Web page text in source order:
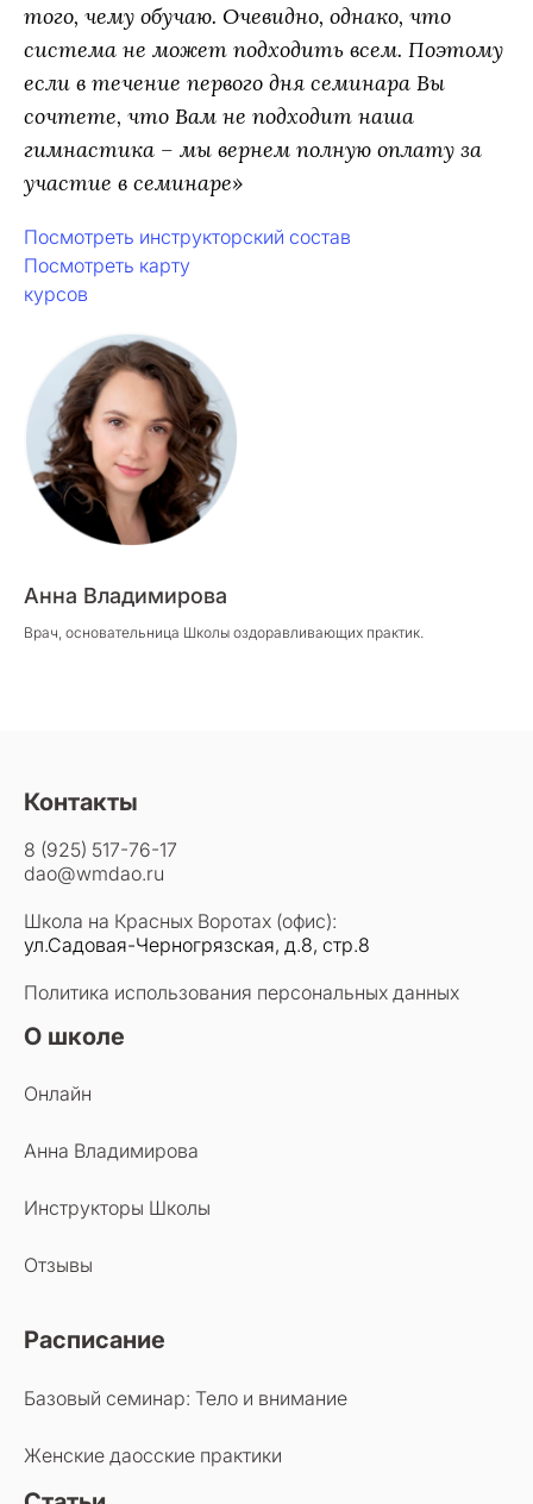
того, чему обучаю. Очевидно, однако, что
система не может подходить всем. Поэтому
если в течение первого дня семинара Вы
сочтете, что Вам не подходит наша
гимнастика – мы вернем полную оплату за
участие в семинаре»
Посмотреть инструкторский состав
Посмотреть карту
курсов
Анна Владимирова
Врач, основательница Школы оздоравливающих практик.
Контакты
8 (925) 517-76-17
dao@wmdao.ru
Школа на Красных Воротах (офис):
ул.Садовая-Черногрязская, д.8, стр.8
Политика использования персональных данных
О школе
Онлайн
Анна Владимирова
Инструкторы Школы
Отзывы
Расписание
Базовый семинар: Тело и внимание
Женские даосские практики